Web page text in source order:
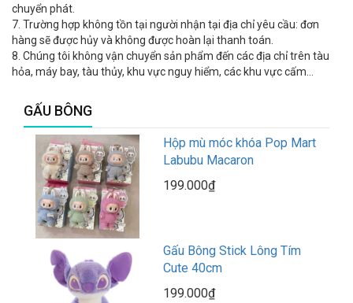
chuyển phát.
7. Trường hợp không tồn tại người nhận tại địa chỉ yêu cầu: đơn
hàng sẽ được hủy và không được hoàn lại thanh toán.
8. Chúng tôi không vận chuyển sản phẩm đến các địa chỉ trên tàu
hỏa, máy bay, tàu thủy, khu vực nguy hiểm, các khu vực cấm…
GẤU BÔNG
Hộp mù móc khóa Pop Mart
Labubu Macaron
199.000₫
Gấu Bông Stick Lông Tím
Cute 40cm
199.000₫